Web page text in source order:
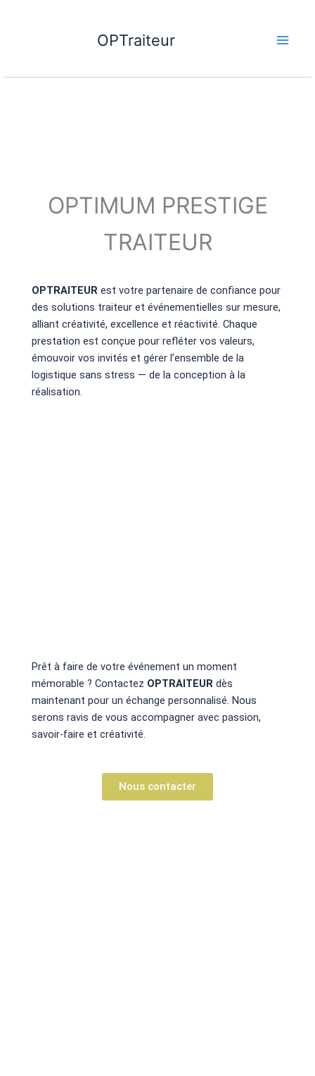
OPTraiteur
OPTIMUM PRESTIGE
TRAITEUR
OPTRAITEUR est votre partenaire de confiance pour
des solutions traiteur et événementielles sur mesure,
alliant créativité, excellence et réactivité. Chaque
prestation est conçue pour refléter vos valeurs,
émouvoir vos invités et gérer l’ensemble de la
logistique sans stress — de la conception à la
réalisation.
Prêt à faire de votre événement un moment
mémorable ? Contactez OPTRAITEUR dès
maintenant pour un échange personnalisé. Nous
serons ravis de vous accompagner avec passion,
savoir-faire et créativité.
Nous contacter